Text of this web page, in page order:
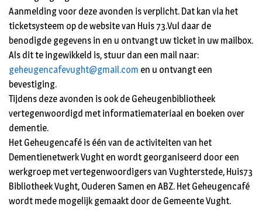
Aanmelding voor deze avonden is verplicht. Dat kan via het
ticketsysteem op de website van Huis 73.Vul daar de
benodigde gegevens in en u ontvangt uw ticket in uw mailbox.
Als dit te ingewikkeld is, stuur dan een mail naar:
geheugencafevught@gmail.com en u ontvangt een
bevestiging.
Tijdens deze avonden is ook de Geheugenbibliotheek
vertegenwoordigd met informatiemateriaal en boeken over
dementie.
Het Geheugencafé is één van de activiteiten van het
Dementienetwerk Vught en wordt georganiseerd door een
werkgroep met vertegenwoordigers van Vughterstede, Huis73
Bibliotheek Vught, Ouderen Samen en ABZ. Het Geheugencafé
wordt mede mogelijk gemaakt door de Gemeente Vught.